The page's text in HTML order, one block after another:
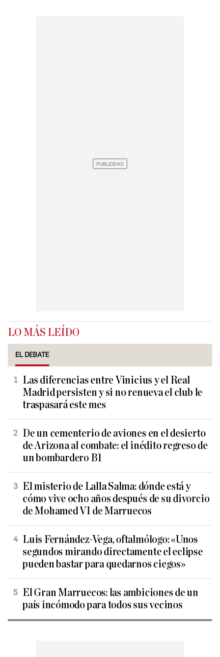
LO MÁS LEÍDO
EL DEBATE
Las diferencias entre Vinicius y el Real
Madrid persisten y si no renueva el club le
traspasará este mes
De un cementerio de aviones en el desierto
de Arizona al combate: el inédito regreso de
un bombardero B1
El misterio de Lalla Salma: dónde está y
cómo vive ocho años después de su divorcio
de Mohamed VI de Marruecos
Luis Fernández-Vega, oftalmólogo: «Unos
segundos mirando directamente el eclipse
pueden bastar para quedarnos ciegos»
El Gran Marruecos: las ambiciones de un
país incómodo para todos sus vecinos